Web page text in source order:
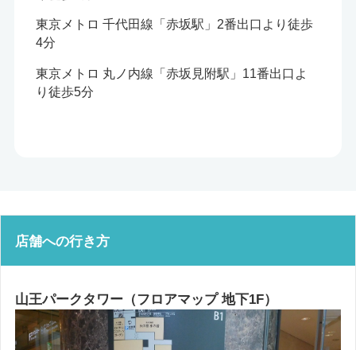
東京メトロ 千代田線「赤坂駅」2番出口より徒歩
4分
東京メトロ 丸ノ内線「赤坂見附駅」11番出口よ
り徒歩5分
店舗への行き方
山王パークタワー（フロアマップ 地下1F）